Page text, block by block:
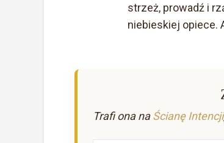
strzeż, prowadź i
niebieskiej opiece.
Trafi ona naŚcianę Intencji